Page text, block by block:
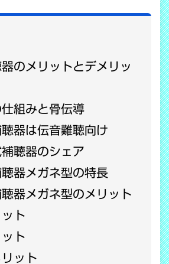
のメリットとデメリッ
組みと骨伝導
器は伝音難聴向け
聴器のシェア
器メガネ型の特長
器メガネ型のメリット
ト
ット
ット